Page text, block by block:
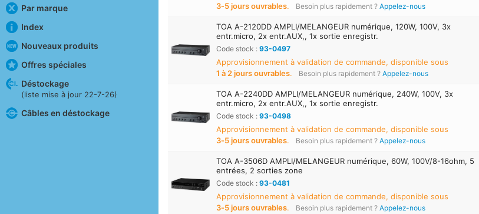
Par marque
Index
Nouveaux produits
Offres spéciales
Déstockage
(liste mise à jour 22-7-26)
Câbles en déstockage
3‑5 jours ouvrables. Besoin plus rapidement ? Appelez-nous
TOA A-2120DD AMPLI/MELANGEUR numérique, 120W, 100V, 3x
entr.micro, 2x entr.AUX,, 1x sortie enregistr.
Code stock :93-0497
Approvisionnement à validation de commande, disponible sous
1 à 2 jours ouvrables. Besoin plus rapidement ? Appelez-nous
TOA A-2240DD AMPLI/MELANGEUR numérique, 240W, 100V, 3x
entr.micro, 2x entr.AUX,, 1x sortie enregistr.
Code stock :93-0498
Approvisionnement à validation de commande, disponible sous
3‑5 jours ouvrables. Besoin plus rapidement ? Appelez-nous
TOA A-3506D AMPLI/MELANGEUR numérique, 60W, 100V/8-16ohm, 5
entrées, 2 sorties zone
Code stock :93-0481
Approvisionnement à validation de commande, disponible sous
3‑5 jours ouvrables. Besoin plus rapidement ? Appelez-nous